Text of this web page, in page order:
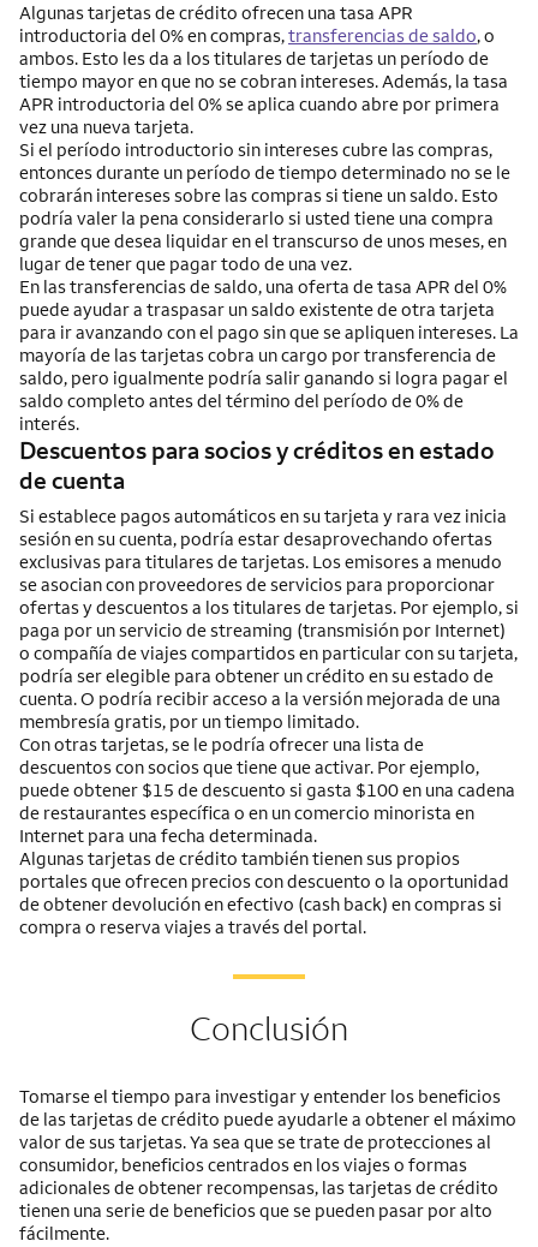
Algunas tarjetas de crédito ofrecen una tasa APR
introductoria del 0% en compras,transferencias de saldo, o
ambos. Esto les da a los titulares de tarjetas un período de
tiempo mayor en que no se cobran intereses. Además, la tasa
APR introductoria del 0% se aplica cuando abre por primera
vez una nueva tarjeta.
Si el período introductorio sin intereses cubre las compras,
entonces durante un período de tiempo determinado no se le
cobrarán intereses sobre las compras si tiene un saldo. Esto
podría valer la pena considerarlo si usted tiene una compra
grande que desea liquidar en el transcurso de unos meses, en
lugar de tener que pagar todo de una vez.
En las transferencias de saldo, una oferta de tasa APR del 0%
puede ayudar a traspasar un saldo existente de otra tarjeta
para ir avanzando con el pago sin que se apliquen intereses. La
mayoría de las tarjetas cobra un cargo por transferencia de
saldo, pero igualmente podría salir ganando si logra pagar el
saldo completo antes del término del período de 0% de
interés.
Descuentos para socios y créditos en estado
de cuenta
Si establece pagos automáticos en su tarjeta y rara vez inicia
sesión en su cuenta, podría estar desaprovechando ofertas
exclusivas para titulares de tarjetas. Los emisores a menudo
se asocian con proveedores de servicios para proporcionar
ofertas y descuentos a los titulares de tarjetas. Por ejemplo, si
paga por un servicio de streaming (transmisión por Internet)
o compañía de viajes compartidos en particular con su tarjeta,
podría ser elegible para obtener un crédito en su estado de
cuenta. O podría recibir acceso a la versión mejorada de una
membresía gratis, por un tiempo limitado.
Con otras tarjetas, se le podría ofrecer una lista de
descuentos con socios que tiene que activar. Por ejemplo,
puede obtener $15 de descuento si gasta $100 en una cadena
de restaurantes específica o en un comercio minorista en
Internet para una fecha determinada.
Algunas tarjetas de crédito también tienen sus propios
portales que ofrecen precios con descuento o la oportunidad
de obtener devolución en efectivo (cash back) en compras si
compra o reserva viajes a través del portal.
Conclusión
Tomarse el tiempo para investigar y entender los beneficios
de las tarjetas de crédito puede ayudarle a obtener el máximo
valor de sus tarjetas. Ya sea que se trate de protecciones al
consumidor, beneficios centrados en los viajes o formas
adicionales de obtener recompensas, las tarjetas de crédito
tienen una serie de beneficios que se pueden pasar por alto
fácilmente.